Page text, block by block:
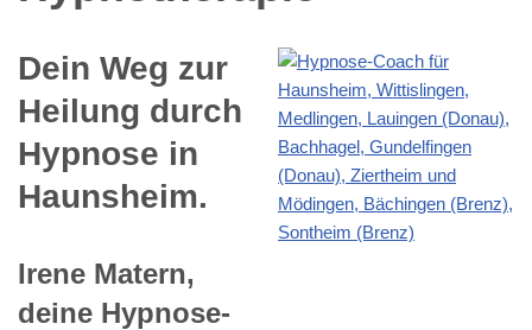
Dein Weg zur
Heilung durch
Hypnose in
Haunsheim.
Irene Matern,
deine Hypnose-